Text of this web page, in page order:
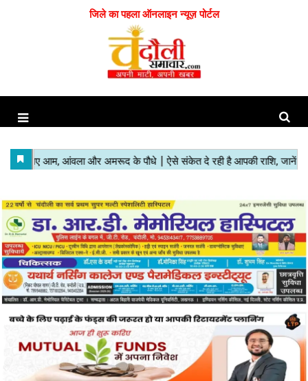
जिले का पहला ऑनलाइन न्यूज़ पोर्टल